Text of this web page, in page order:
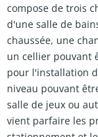
compose de trois
d'une salle de
chaussée, une
un cellier pouvant
pour l'installation
niveau pouvant
salle de jeux ou
vient parfaire les